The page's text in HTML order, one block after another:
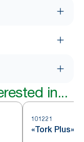
in...
101221
«Tork Plus»